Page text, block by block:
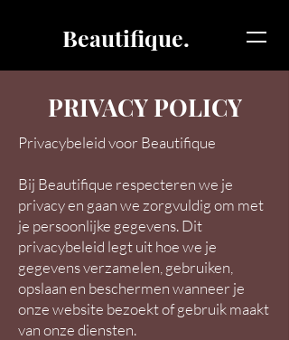
Beautifique.
PRIVACY POLICY
Privacybeleid voor Beautifique
Bij Beautifique respecteren we je
privacy en gaan we zorgvuldig om met
je persoonlijke gegevens. Dit
privacybeleid legt uit hoe we je
gegevens verzamelen, gebruiken,
opslaan en beschermen wanneer je
onze website bezoekt of gebruik maakt
van onze diensten.